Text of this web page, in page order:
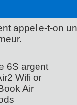
appelle-t-on
6S argent
Wifi or
Air